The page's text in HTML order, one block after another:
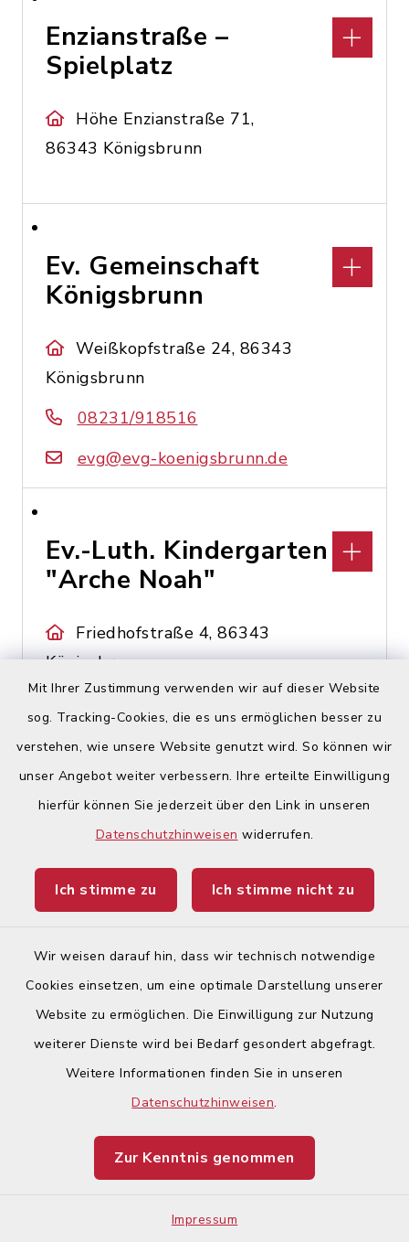
Mit Ihrer Zustimmung verwenden wir auf dieser Website
sog. Tracking-Cookies, die es uns ermöglichen besser zu
verstehen, wie unsere Website genutzt wird. So können wir
unser Angebot weiter verbessern. Ihre erteilte Einwilligung
hierfür können Sie jederzeit über den Link in unseren
Datenschutzhinweisen widerrufen.
Ich stimme zu Ich stimme nicht zu
Wir weisen darauf hin, dass wir technisch notwendige
Cookies einsetzen, um eine optimale Darstellung unserer
Website zu ermöglichen. Die Einwilligung zur Nutzung
weiterer Dienste wird bei Bedarf gesondert abgefragt.
Weitere Informationen finden Sie in unseren
Datenschutzhinweisen.
Zur Kenntnis genommen
Impressum
Enzianstraße –
Spielplatz
Höhe Enzianstraße 71,
86343 Königsbrunn
Ev. Gemeinschaft
Königsbrunn
Weißkopfstraße 24, 86343
Königsbrunn
08231/918516
evg@evg-koenigsbrunn.de
Ev.-Luth. Kindergarten
"Arche Noah"
Friedhofstraße 4, 86343
Königsbrunn
08231/33868
info@archenoah-
koenigsbrunn.de
Ev.-Luth.
Kindergarten
"Johannes-
Kindergarten"
Heimgartenstraße 4, 86343
Königsbrunn
08231/2541
https://koenigsbrunn-
evangelisch.de/johannes-
kindergarten/